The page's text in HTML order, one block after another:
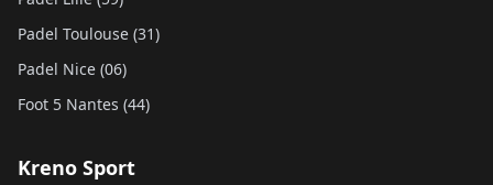
Padel Toulouse (31)
Padel Nice (06)
Foot 5 Nantes (44)
Kreno Sport